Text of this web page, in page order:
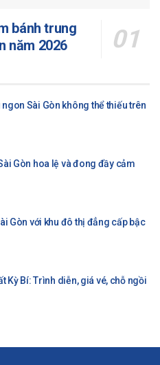
bánh trung
năm 2026
Sài Gòn không thể thiếu trên
Gòn hoa lệ và đong đầy cảm
Gòn với khu đô thị đẳng cấp bậc
Kỳ Bí: Trình diễn, giá vé, chỗ ngồi